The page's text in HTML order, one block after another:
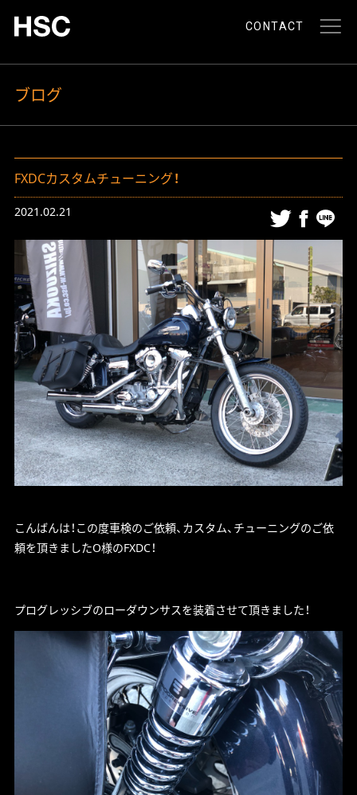
CONTACT
ブログ
FXDCカスタムチューニング！
2021.02.21
こんばんは！この度車検のご依頼、カスタム、チューニングのご依
頼を頂きましたO様のFXDC！
プログレッシブのローダウンサスを装着させて頂きました！